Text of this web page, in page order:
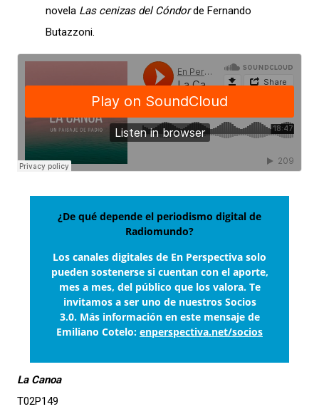
novela Las cenizas del Cóndorde Fernando
Butazzoni.
¿De qué depende el periodismo digital de
Radiomundo?
Los canales digitales de En Perspectiva solo
pueden sostenerse si cuentan con el aporte,
mes a mes, del público que los valora. Te
invitamos a ser uno de nuestros Socios
3.0. Más información en este mensaje de
Emiliano Cotelo: enperspectiva.net/socios
La Canoa
T02P149